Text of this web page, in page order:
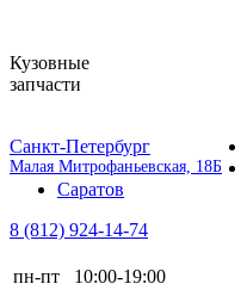
Кузовные
запчасти
Санкт-Петербург
Малая Митрофаньевская, 18Б
Саратов
8 (812) 924-14-74
пн-пт
10:00-19:00